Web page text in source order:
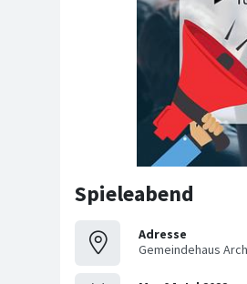
Spieleabend
Adresse
Gemeindehaus